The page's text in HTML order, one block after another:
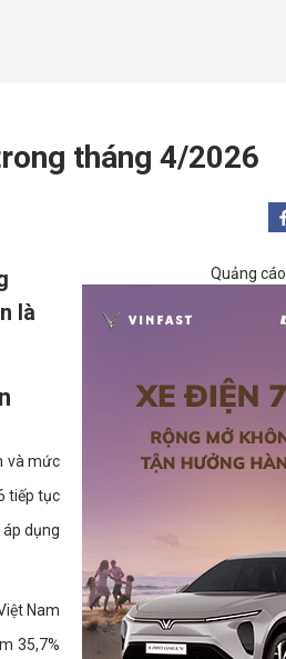
tháng 4/2026
là
và mức
tiếp tục
dụng
Nam
35,7%
Quảng cáo